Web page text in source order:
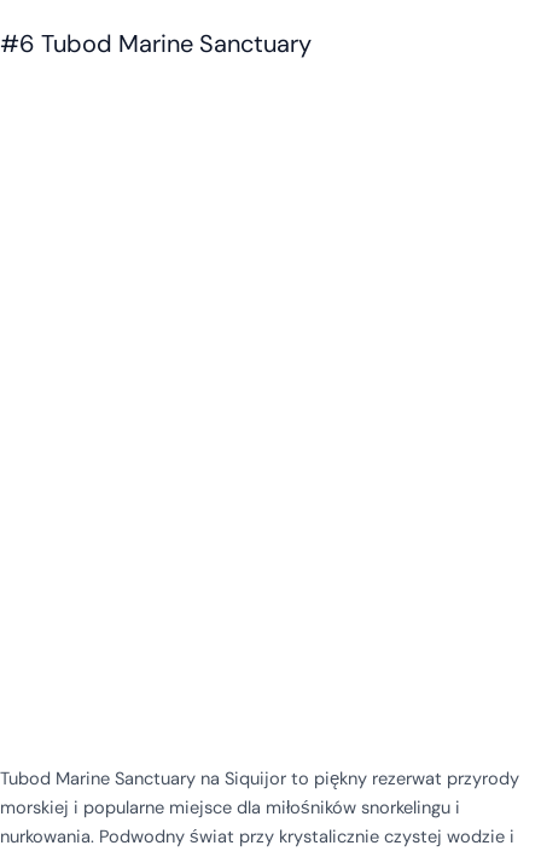
#6 Tubod Marine Sanctuary
Tubod Marine Sanctuary na Siquijor to piękny rezerwat przyrody
morskiej i popularne miejsce dla miłośników snorkelingu i
nurkowania. Podwodny świat przy krystalicznie czystej wodzie i